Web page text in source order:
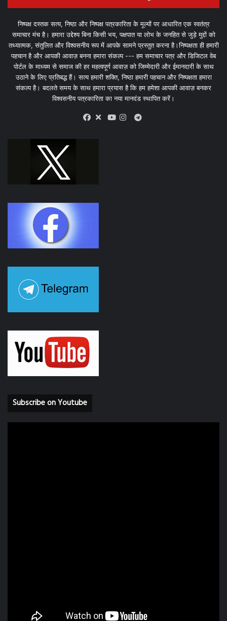
निष्पक्ष दस्तक सत्य, निष्ठा और निष्पक्ष पत्रकारिता के मूल्यों पर आधारित एक स्वतंत्र
समाचार मंच है। हमारा उद्देश्य बिना किसी भय, पक्षपात या लोभ के जनहित से जुड़े मुद्दों को
तथ्यात्मक, संतुलित और विश्वसनीय रूप में आपके सामने प्रस्तुत करना है।निष्पक्षता ही हमारी
पहचान है और आपकी आवाज़ बनना हमारा संकल्प --- हम समाचार पत्र और डिजिटल वेब
पोर्टल के माध्यम से समाज की हर महत्वपूर्ण आवाज़ को जिम्मेदारी और ईमानदारी के साथ
उठाने के लिए प्रतिबद्ध हैं। सत्य हमारी शक्ति, निष्ठा हमारी पहचान और निष्पक्षता हमारा
संकल्प है। बदलते समय के साथ हमारा प्रयास है कि हम हमेशा आपकी आवाज़ बनकर
विश्वसनीय पत्रकारिता का नया मानदंड स्थापित करें।
X
Telegram
Subscribe on Youtube